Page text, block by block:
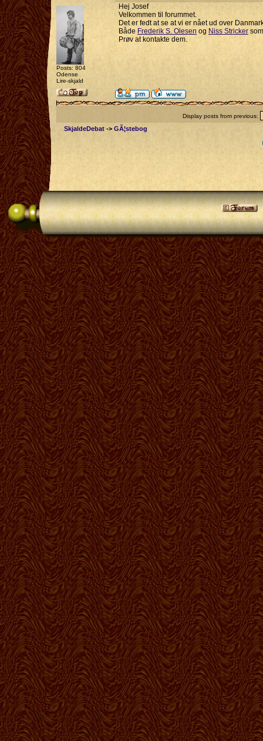
Posts: 804
Odense
Lire-skjald
Hej Josef
Velkommen til forummet.
Det er fedt at se at vi er nået ud over
Både Frederik S. Olesen og Niss Stricker
Prøv at kontakte dem.
Display posts from previous:
SkjaldeDebat -> GÃ¦stebog